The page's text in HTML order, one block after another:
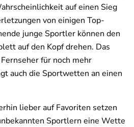
auf einen Sieg
von einigen Top-
junge Sportler können den
auf den Kopf drehen. Das
für noch mehr
auch die Sportwetten an einen
lieber auf Favoriten setzen
Sportlern eine Wette